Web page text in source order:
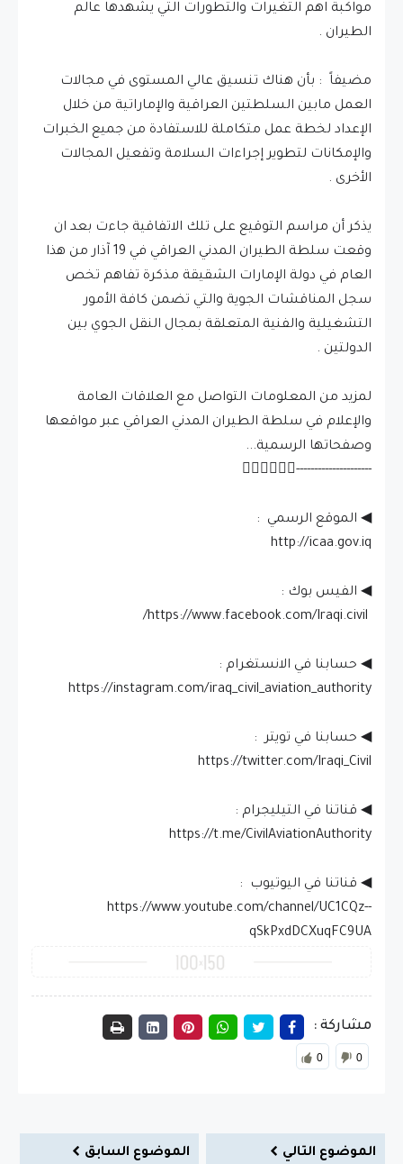
مواكبة اهم التغيرات والتطورات التي يشهدها عالم
الطيران .
مضيفاً : بأن هناك تنسيق عالي المستوى في مجالات
العمل مابين السلطتين العراقية والإماراتية من خلال
الإعداد لخطة عمل متكاملة للاستفادة من جميع الخبرات
والإمكانات لتطوير إجراءات السلامة وتفعيل المجالات
الأخرى .
يذكر أن مراسم التوقيع على تلك الاتفاقية جاءت بعد ان
وقعت سلطة الطيران المدني العراقي في 19 آذار من هذا
العام في دولة الإمارات الشقيقة مذكرة تفاهم تخص
سجل المناقشات الجوية والتي تضمن كافة الأمور
التشغيلية والفنية المتعلقة بمجال النقل الجوي بين
الدولتين .
لمزيد من المعلومات التواصل مع العلاقات العامة
والإعلام في سلطة الطيران المدني العراقي عبر مواقعها
وصفحاتها الرسمية...
---------------------👇🏻👇🏻👇🏻
◀ الموقع الرسمي :
◀ الفيس بوك :
◀ حسابنا في الانستغرام :
◀ حسابنا في تويتر :
◀ قناتنا في التيليجرام :
◀ قناتنا في اليوتيوب :
‏https://www.youtube.com/channel/UC1CQz--
qSkPxdDCXuqFC9UA
مشاركة :
0 0
الموضوع التالي الموضوع السابق